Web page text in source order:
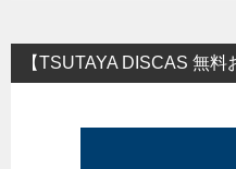
【TSUTAYA DISCAS 無